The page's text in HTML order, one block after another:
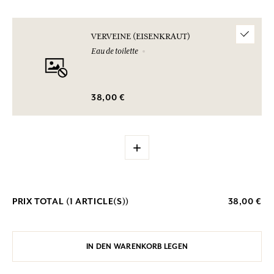
VERVEINE (EISENKRAUT)
Eau de toilette
38,00 €
+
PRIX TOTAL (1 ARTICLE(S)) 38,00 €
IN DEN WARENKORB LEGEN